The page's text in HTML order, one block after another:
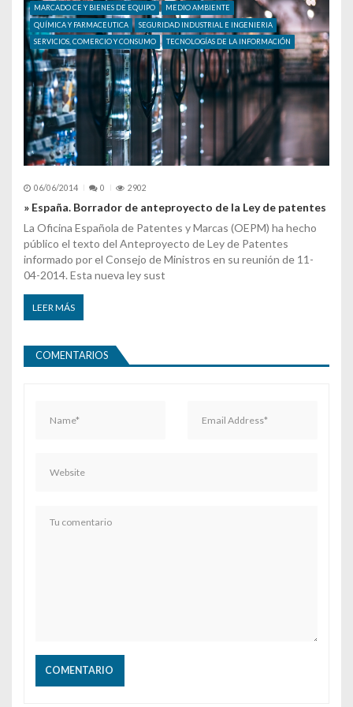
MARCADO CE Y BIENES DE EQUIPO
MEDIO AMBIENTE
QUÍMICA Y FARMACEUTICA
SEGURIDAD INDUSTRIAL E INGENIERIA
SERVICIOS, COMERCIO Y CONSUMO
TECNOLOGÍAS DE LA INFORMACIÓN
06/06/2014 0 2902
» España. Borrador de anteproyecto de la Ley de patentes
La Oficina Española de Patentes y Marcas (OEPM) ha hecho
público el texto del Anteproyecto de Ley de Patentes
informado por el Consejo de Ministros en su reunión de 11-
04-2014. Esta nueva ley sust
LEER MÁS
COMENTARIOS